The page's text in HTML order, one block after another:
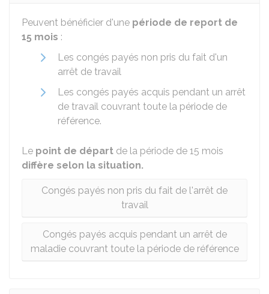
Peuvent bénéficier d'une période de report de
15 mois :
Les congés payés non pris du fait d'un
arrêt de travail
Les congés payés acquis pendant un arrêt
de travail couvrant toute la période de
référence.
Le point de départ de la période de 15 mois
diffère selon la situation.
Congés payés non pris du fait de l'arrêt de
travail
Congés payés acquis pendant un arrêt de
maladie couvrant toute la période de référence